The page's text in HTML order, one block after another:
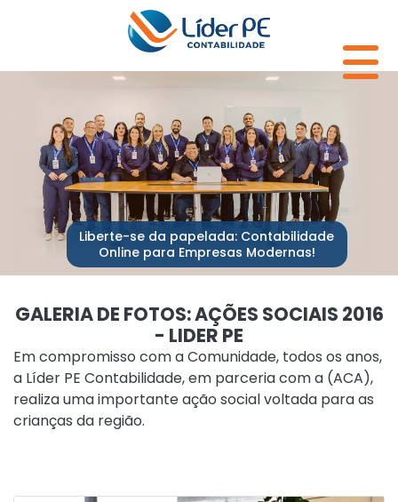
Liberte-se da papelada: Contabilidade
Online para Empresas Modernas!
GALERIA DE FOTOS:AÇÕES SOCIAIS 2016
- LIDER PE
Em compromisso com a Comunidade, todos os anos,
a Líder PE Contabilidade, em parceria com a (ACA),
realiza uma importante ação social voltada para as
crianças da região.